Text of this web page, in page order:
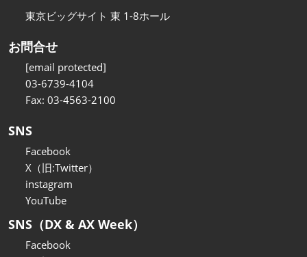
東京ビッグサイト 東 1-8ホール
お問合せ
[email protected]
03-6739-4104
Fax: 03-4563-2100
SNS
Facebook
X（旧:Twitter）
instagram
YouTube
SNS（DX & AX Week）
Facebook